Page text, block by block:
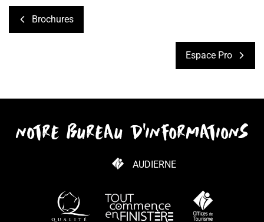
Brochures
Espace Pro
notre bureau d'informations
AUDIERNE
COMMENT VENIR ?